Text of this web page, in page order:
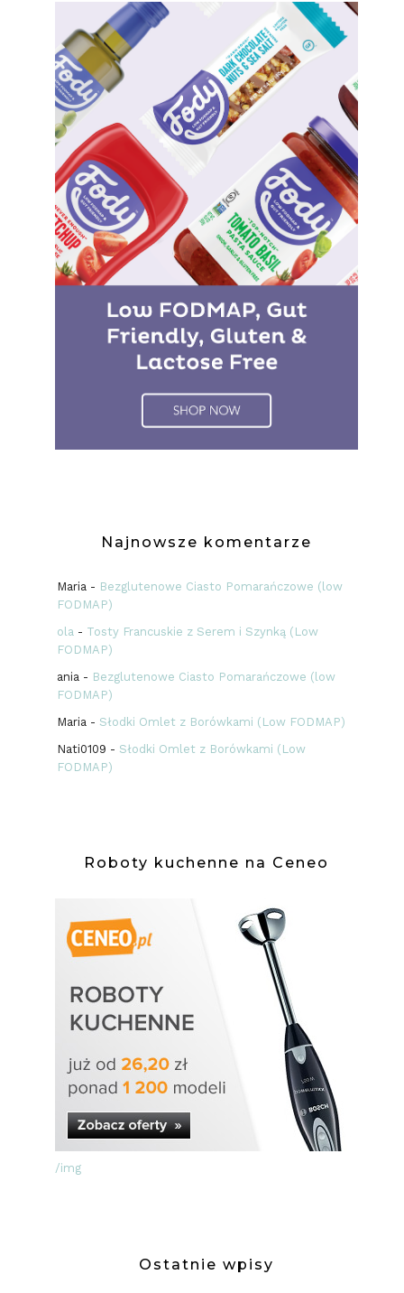
Najnowsze komentarze
Maria- Bezglutenowe Ciasto Pomarańczowe (low
FODMAP)
ola- Tosty Francuskie z Serem i Szynką (Low
FODMAP)
ania- Bezglutenowe Ciasto Pomarańczowe (low
FODMAP)
Maria- Słodki Omlet z Borówkami (Low FODMAP)
Nati0109 - Słodki Omlet z Borówkami (Low
FODMAP)
Roboty kuchenne na Ceneo
/img
Ostatnie wpisy